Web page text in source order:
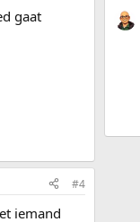
gaat
#4
iemand